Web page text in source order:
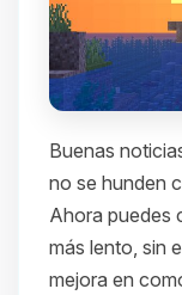
Buenas
no se hunden
Ahora puedes
más lento, sin
mejora en